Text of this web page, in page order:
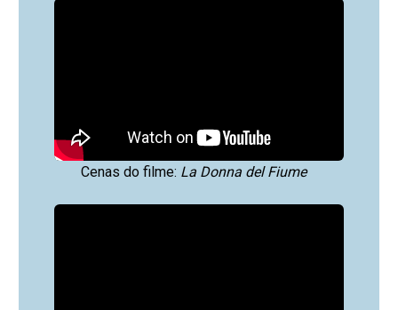
Cenas do filme: La Donna del Fiume